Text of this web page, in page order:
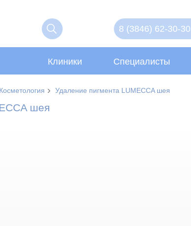
8 (3846) 62-30-30
Клиники Специалисты
Косметология › Удаление пигмента LUMECCA шея
шея